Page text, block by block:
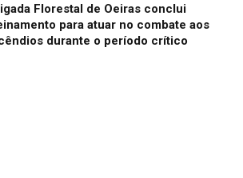
Florestal de Oeiras conclui
para atuar no combate aos
durante o período crítico